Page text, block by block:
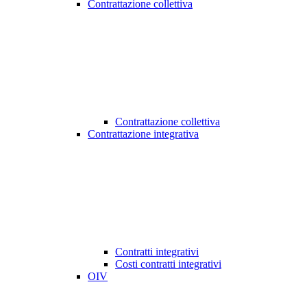
Contrattazione collettiva
Contrattazione collettiva
Contrattazione integrativa
Contratti integrativi
Costi contratti integrativi
OIV